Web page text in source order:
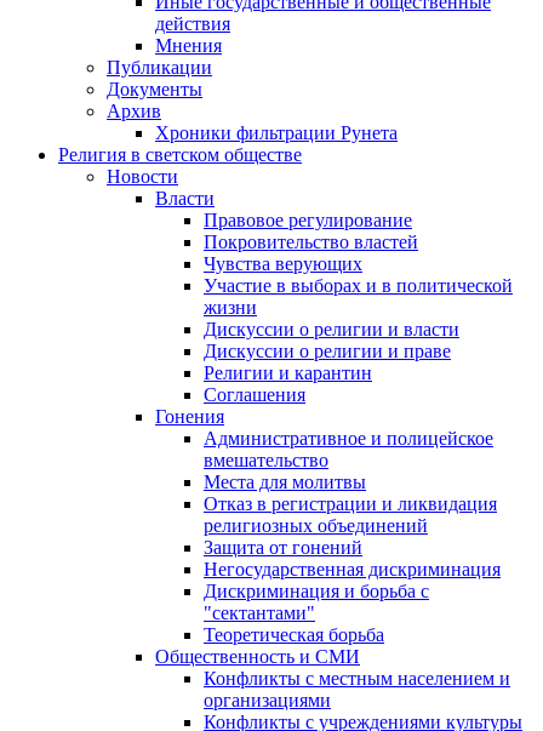
действия
Мнения
Публикации
Документы
Архив
Хроники фильтрации Рунета
Религия в светском обществе
Новости
Власти
Правовое регулирование
Покровительство властей
Чувства верующих
Участие в выборах и в политической
жизни
Дискуссии о религии и власти
Дискуссии о религии и праве
Религии и карантин
Соглашения
Гонения
Административное и полицейское
вмешательство
Места для молитвы
Отказ в регистрации и ликвидация
религиозных объединений
Защита от гонений
Негосударственная дискриминация
Дискриминация и борьба с
"сектантами"
Теоретическая борьба
Общественность и СМИ
Конфликты с местным населением и
организациями
Конфликты с учреждениями культуры